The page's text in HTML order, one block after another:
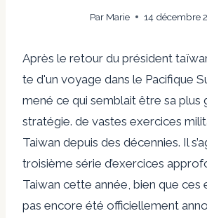
Par Marie 14 décembre
Après le retour du président
te d'un voyage dans le Pacifique
mené ce qui semblait être sa plus
stratégie. de vastes exercices
Taiwan depuis des décennies. Il
troisième série d’exercices
Taiwan cette année, bien que ces
pas encore été officiellement